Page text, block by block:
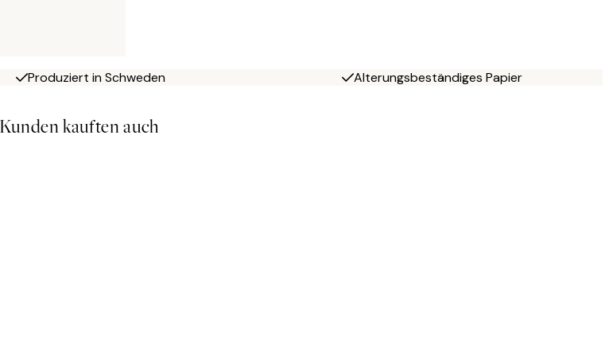
Produziert in Schweden Alterungsbeständiges Papier
kauften auch